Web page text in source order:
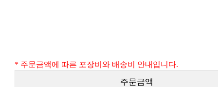
* 주문금액에 따른 포장비와 배송비 안내입니다.
주문금액